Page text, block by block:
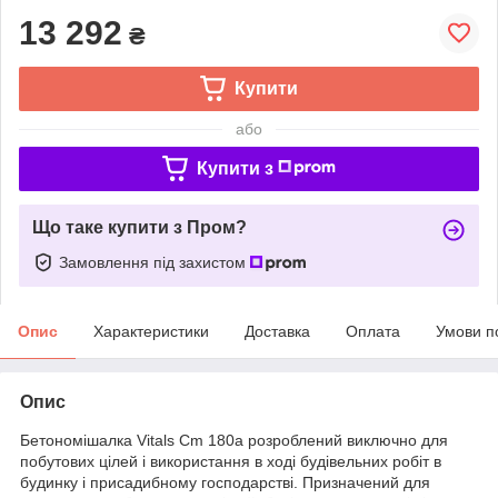
13 292 ₴
Купити
або
Купити з
Що таке купити з Пром?
Замовлення під захистом
Опис Характеристики Доставка Оплата Умови
Опис
Бетономішалка Vitals Cm 180a розроблений виключно для
побутових цілей і використання в ході будівельних робіт в
будинку і присадибному господарстві. Призначений для